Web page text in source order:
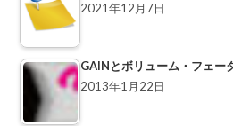
2021年12月7日
GAINとボリューム・フェー
2013年1月22日